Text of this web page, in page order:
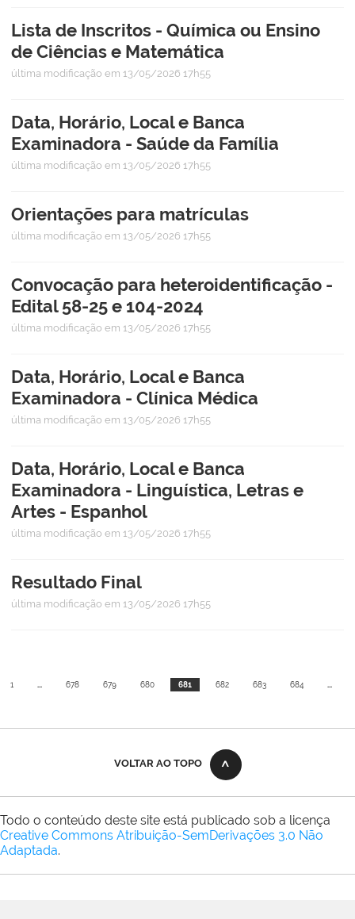
Lista de Inscritos - Química ou Ensino
de Ciências e Matemática
última modificação em 13/05/2026 17h55
Data, Horário, Local e Banca
Examinadora - Saúde da Família
última modificação em 13/05/2026 17h55
Orientações para matrículas
última modificação em 13/05/2026 17h55
Convocação para heteroidentificação -
Edital 58-25 e 104-2024
última modificação em 13/05/2026 17h55
Data, Horário, Local e Banca
Examinadora - Clínica Médica
última modificação em 13/05/2026 17h55
Data, Horário, Local e Banca
Examinadora - Linguística, Letras e
Artes - Espanhol
última modificação em 13/05/2026 17h55
Resultado Final
última modificação em 13/05/2026 17h55
1 ... 678 679 680 681 682 683 684 ...
VOLTAR AO TOPO
Todo o conteúdo deste site está publicado sob a licença
Creative Commons Atribuição-SemDerivações 3.0 Não
Adaptada.